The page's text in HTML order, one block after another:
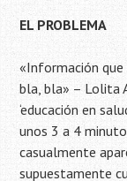
EL PROBLEMA
«Información
bla, bla» – Lolita
‘educación en
unos 3 a 4
casualmente
supuestamente